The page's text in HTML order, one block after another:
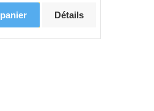
Détails